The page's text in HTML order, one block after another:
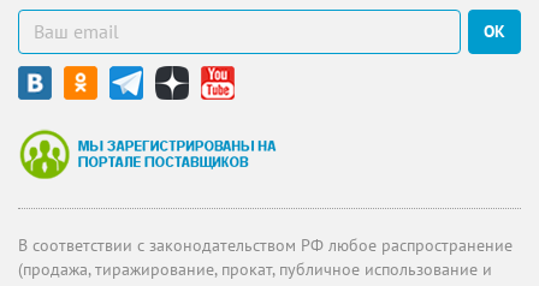
ОК
В соответствии с законодательством РФ любое распространение
(продажа, тиражирование, прокат, публичное использование и